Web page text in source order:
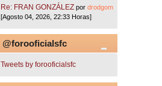
Re: FRAN GONZÁLEZ pordrodgom
[Agosto 04, 2026, 22:33 Horas]
@forooficialsfc
Tweets by forooficialsfc